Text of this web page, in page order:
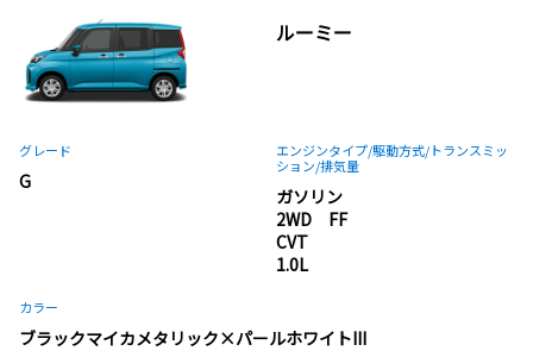
ルーミー
グレード
G
エンジンタイプ/駆動方式/トランスミッ
ション/排気量
ガソリン
2WD FF
CVT
1.0L
カラー
ブラックマイカメタリック×パールホワイトIII